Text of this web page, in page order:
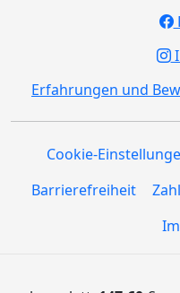
Erfahrungen und
Cookie-
Barrierefreiheit